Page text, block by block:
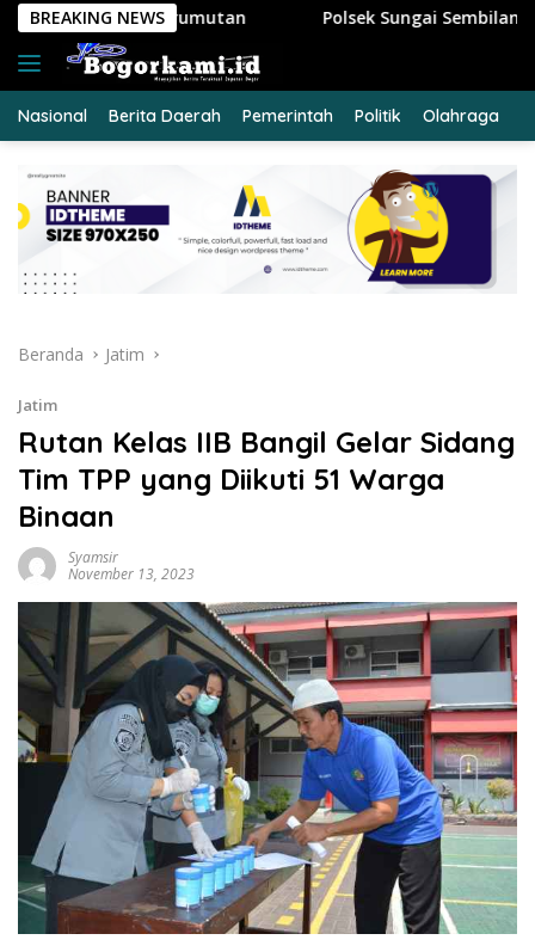
Langsung
konten
BREAKING NEWS
Polsek Sungai Sembilan Ungkap Kasus Curat, Pelaku
Nasional Berita Daerah Pemerintah Politik Olahraga
Beranda Jatim
Jatim
Rutan Kelas IIB Bangil Gelar Sidang
Tim TPP yang Diikuti 51 Warga
Binaan
Syamsir
November 13, 2023